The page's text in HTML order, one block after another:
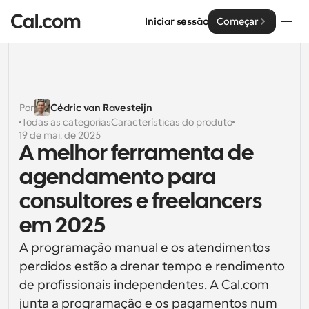
Iniciar sessão Começar
Soluções
Por tamanho da equipa
Para Indivíduos
Para Equipas
Para Organizações
Equipas maiores que agendam para um maior controlo
e segurança
Para Empresas
Empresa
Desenvolvedor
Documentação do Desenvolvedor
Documentação para a plataforma Cal.com
Recursos
Tipo de Letra: Cal Sans UI & Text
O nosso próprio tipo de letra variável para o design de
Cal.ai
Preços
Por
Cédric van Ravesteijn
Todas as categoriasCaracterísticas do produto
19 de mai. de 2025
A melhor ferramenta de
agendamento para
consultores e freelancers
em 2025
A programação manual e os atendimentos
perdidos estão a drenar tempo e rendimento
de profissionais independentes. A Cal.com
junta a programação e os pagamentos num